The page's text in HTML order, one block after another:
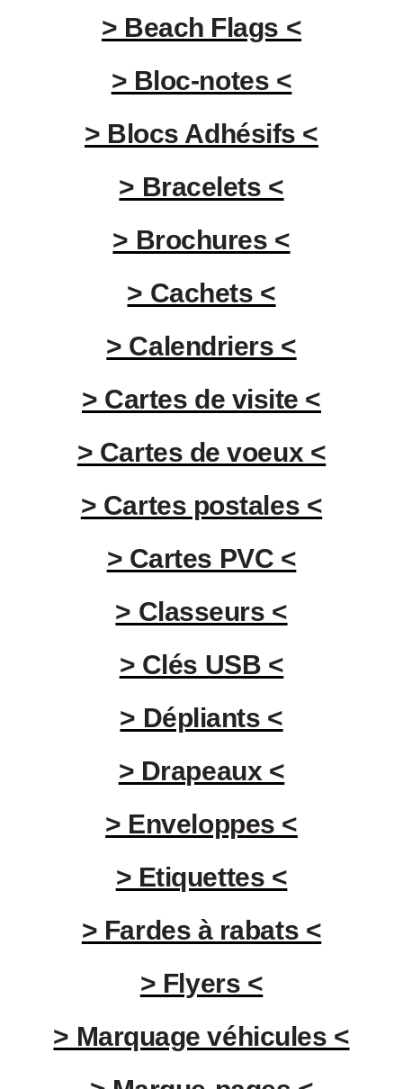
> Beach Flags <
> Bloc-notes <
> Blocs Adhésifs <
> Bracelets <
> Brochures <
> Cachets <
> Calendriers <
> Cartes de visite <
> Cartes de voeux <
> Cartes postales <
> Cartes PVC <
> Classeurs <
> Clés USB <
> Dépliants <
> Drapeaux <
> Enveloppes <
> Etiquettes <
> Fardes à rabats <
> Flyers <
> Marquage véhicules <